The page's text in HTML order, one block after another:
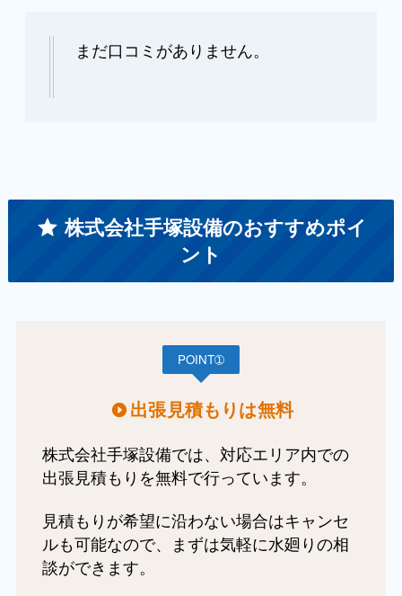
まだ口コミがありません。
株式会社手塚設備のおすすめポイ
ント
POINT➀
出張見積もりは無料
株式会社手塚設備では、対応エリア内での
出張見積もりを無料で行っています。
見積もりが希望に沿わない場合はキャンセ
ルも可能なので、まずは気軽に水廻りの相
談ができます。